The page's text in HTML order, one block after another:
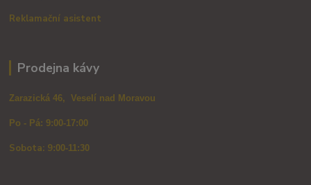
Reklamační asistent
Prodejna kávy
Zarazická 46, Veselí nad Moravou
Po - Pá: 9:00-17:00
Sobota: 9:00-11:30